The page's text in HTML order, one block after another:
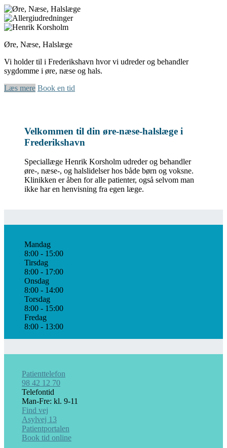
Øre, Næse, Halslæge
Vi holder til i Frederikshavn hvor vi udreder og behandler
sygdomme i øre, næse og hals.
Læs mere Book en tid
Velkommen til din øre-næse-halslæge i
Frederikshavn
Speciallæge Henrik Korsholm udreder og behandler
øre-, næse-, og halslidelser hos både børn og voksne.
Klinikken er åben for alle patienter, også selvom man
ikke har en henvisning fra egen læge.
Mandag
8:00 - 15:00
Tirsdag
8:00 - 17:00
Onsdag
8:00 - 14:00
Torsdag
8:00 - 15:00
Fredag
8:00 - 13:00
Patienttelefon
98 42 12 70
Telefontid
Man-Fre: kl. 9-11
Find vej
Asylvej 13
Patientportalen
Book tid online